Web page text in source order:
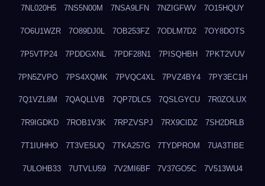
7NL020H5 7NS5N00M 7NSA9LFN 7NZIGFWV 7O15HQUY
7O6U1WZR 7O89DJ0L 7OB253FZ 7ODLM7D2 7OY8DOTS
7P5VTP24 7PDDGXNL 7PDF28N1 7PISQHBH 7PKT2VUV
7PN5ZVPO 7PS4XQMK 7PVQC4XL 7PVZ4BY4 7PY3EC1H
7Q1VZL8M 7QAQLLVB 7QP7DLC5 7QSLGYCU 7R0ZOLUX
7R9IGDKD 7ROB1V3K 7RPZVSPJ 7RX9CIDZ 7SH2DRLB
7T1IUHHO 7T3VE5UQ 7TKA257G 7TYDPROM 7UA3TIBE
7ULOHB33 7UTVLU59 7V2MI6BF 7V37GO5C 7V513WU4